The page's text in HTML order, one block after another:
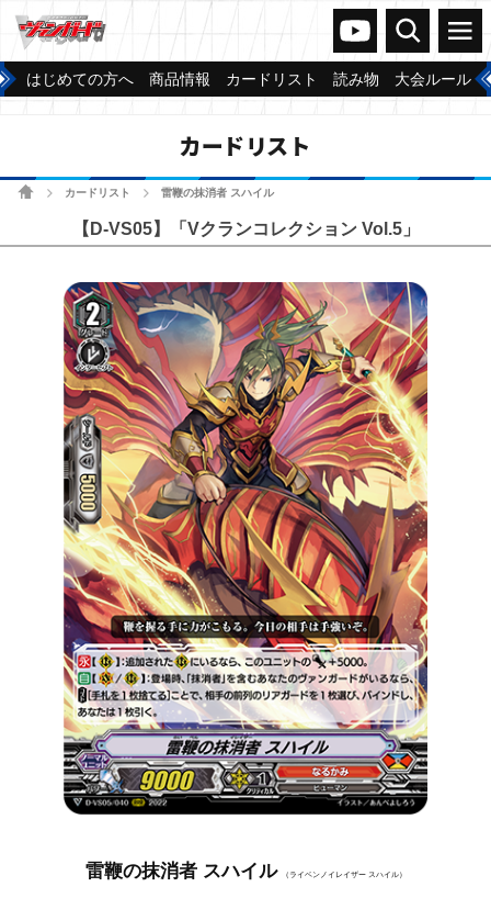
ヴァンガードch
検索 メニュー
はじめての方へ 商品情報 カードリスト 読み物 大会ルール
カードリスト
ホームカードリスト 雷鞭の抹消者 スハイル
【D-VS05】「Vクランコレクション Vol.5」
雷鞭の抹消者 スハイル （ライベンノイレイザー スハイル）